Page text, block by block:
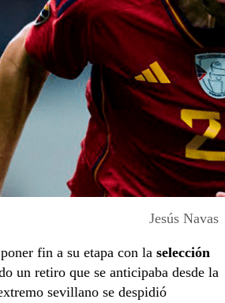
Jesús Navas
fin a su etapa con la selección
un retiro que se anticipaba desde la
sevillano se despidió